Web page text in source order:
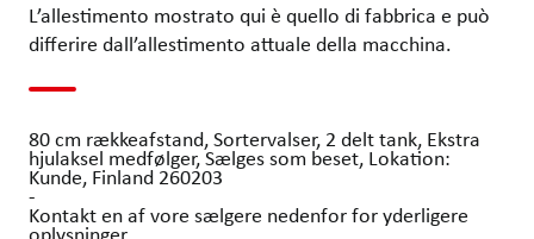
L’allestimento mostrato qui è quello di fabbrica e può
differire dall’allestimento attuale della macchina.
80 cm rækkeafstand, Sortervalser, 2 delt tank, Ekstra
hjulaksel medfølger, Sælges som beset, Lokation:
Kunde, Finland 260203
-
Kontakt en af vore sælgere nedenfor for yderligere